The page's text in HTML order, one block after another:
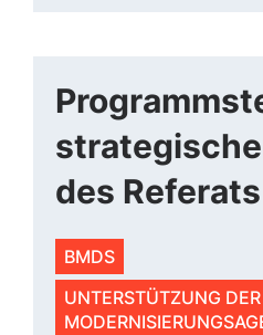
des Referats
BMDS
UNTERSTÜTZUNG DER